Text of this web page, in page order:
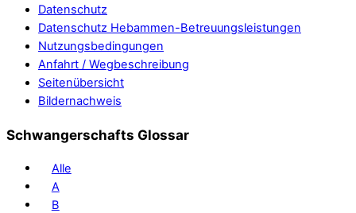
Datenschutz
Datenschutz Hebammen-Betreuungsleistungen
Nutzungsbedingungen
Anfahrt / Wegbeschreibung
Seitenübersicht
Bildernachweis
Schwangerschafts Glossar
Alle
A
B